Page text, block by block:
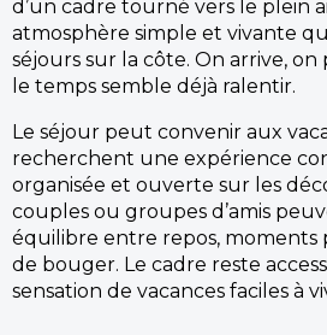
d’un cadre tourné vers le plein
atmosphère simple et vivante
séjours sur la côte. On arrive, on
le temps semble déjà ralentir.
Le séjour peut convenir aux
recherchent une expérience
organisée et ouverte sur les
couples ou groupes d’amis
équilibre entre repos, moments
de bouger. Le cadre reste
sensation de vacances faciles à